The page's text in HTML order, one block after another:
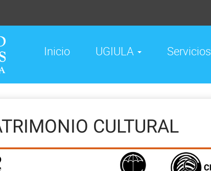
Inicio UGIULA Servicios
CULTURAL